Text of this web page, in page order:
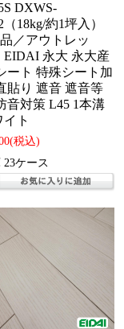
DXWS-
（18kg/約1坪入）
品／アウトレッ
EIDAI 永大 永大産
ート 特殊シート加
貼り 遮音 遮音等
音対策 L45 1本溝
イト
(税込)
23ケース